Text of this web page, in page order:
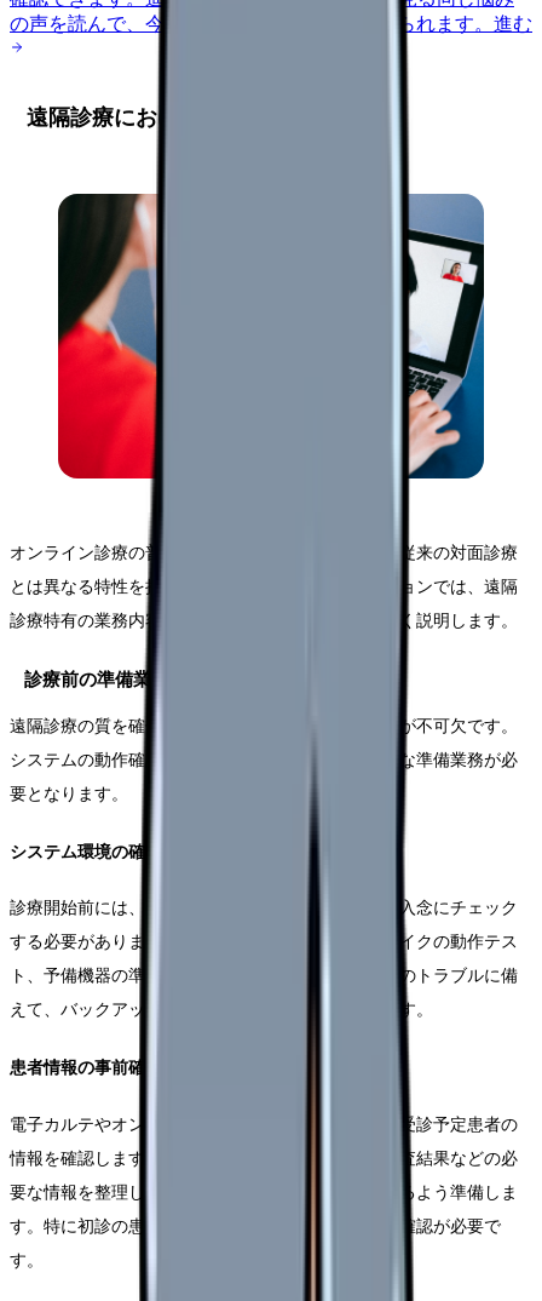
の声を読んで、今の職場だけの問題か確かめられます。 進む
遠隔診療における看護師の業務特性
オンライン診療の普及に伴い、看護師の業務内容は従来の対面診療
とは異なる特性を持つようになりました。本セクションでは、遠隔
診療特有の業務内容と求められる役割について詳しく説明します。
診療前の準備業務
遠隔診療の質を確保するためには、入念な事前準備が不可欠です。
システムの動作確認から患者情報の確認まで、様々な準備業務が必
要となります。
システム環境の確認と整備
診療開始前には、使用する機器やシステムの状態を入念にチェック
する必要があります。通信環境の確認、カメラやマイクの動作テス
ト、予備機器の準備などを行います。また、診療中のトラブルに備
えて、バックアップ用の通信手段も確保しておきます。
患者情報の事前確認
電子カルテやオンライン診療システムから、当日の受診予定患者の
情報を確認します。前回の診療内容、処方内容、検査結果などの必
要な情報を整理し、スムーズな診療をサポートできるよう準備しま
す。特に初診の患者さんの場合は、より丁寧な事前確認が必要で
す。